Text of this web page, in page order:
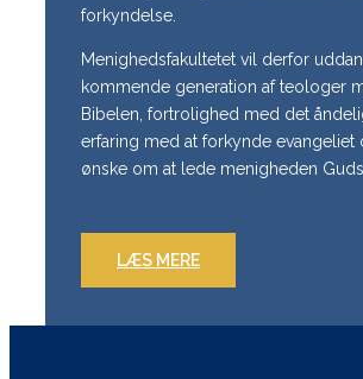
forkyndelse.
Menighedsfakultetet vil derfor
kommende generation af teologer
Bibelen, fortrolighed med det
erfaring med at forkynde evangeliet
ønske om at lede menigheden
LÆS MERE